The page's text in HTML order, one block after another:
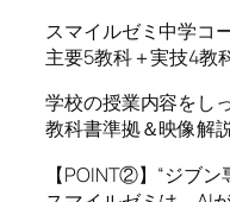
スマイルゼミ中学コ
主要5教科＋実技4教
学校の授業内容をし
教科書準拠＆映像解
【POINT②】“ジブン